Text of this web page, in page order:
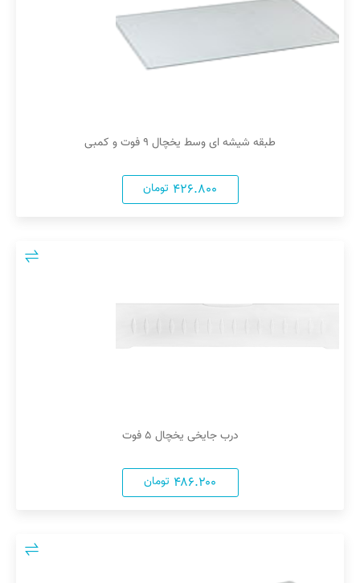
طبقه شیشه ای وسط یخچال ۹ فوت و کمبی
۴۲۶.۸۰۰ تومان
درب جایخی یخچال ۵ فوت
۴۸۶.۲۰۰ تومان